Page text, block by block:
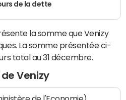
de la dette
la somme que Venizy
La somme présentée ci-
total au 31 décembre.
Venizy